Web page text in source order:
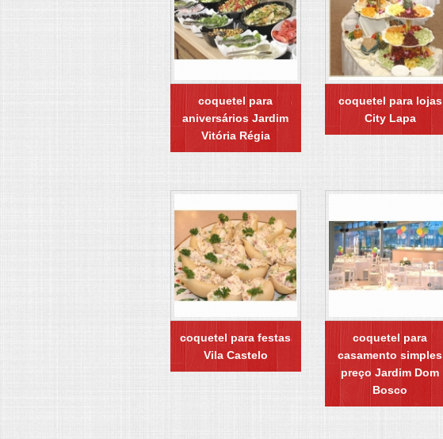
coquetel para
aniversários Jardim
Vitória Régia
coquetel para lojas
City Lapa
coquetel para festas
Vila Castelo
coquetel para
casamento simples
preço Jardim Dom
Bosco